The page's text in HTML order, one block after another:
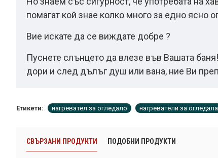
помагат кой знае колко много за едно ясно
Вие искате да се виждате добре ?
Пуснете слънцето да влезе във Вашата
дори и след дълъг душ или вана, ние Ви
Етикети: нагревател за огледало нагреватели за огледала
СВЪРЗАНИ ПРОДУКТИ ПОДОБНИ ПРОДУКТИ